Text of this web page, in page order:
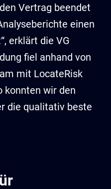
Vertrag beendet
einen
erklärt die VG
fiel anhand von
mit LocateRisk
konnten wir den
die qualitativ beste